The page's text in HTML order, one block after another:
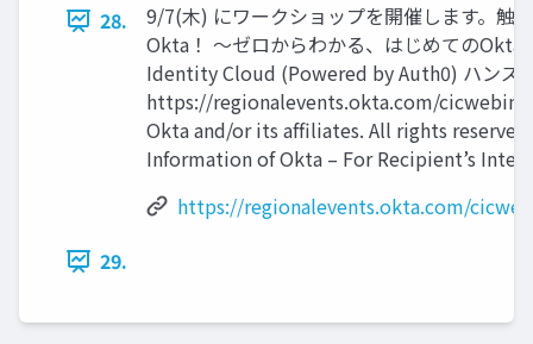
28.
9/7(⽊) にワークショップを開催します。触
Okta！ 〜ゼロからわかる、はじめてのOkta
Identity Cloud (Powered by Auth0) ハンズ
https://regionalevents.okta.com/
Okta and/or its afﬁliates. All rights
Information of Okta – For Recipient’s
https://regionalevents.okta.com/
29.